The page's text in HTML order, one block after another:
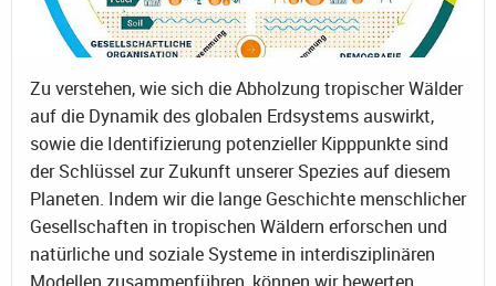
Zu verstehen, wie sich die Abholzung tropischer Wälder
auf die Dynamik des globalen Erdsystems auswirkt,
sowie die Identifizierung potenzieller Kipppunkte sind
der Schlüssel zur Zukunft unserer Spezies auf diesem
Planeten. Indem wir die lange Geschichte menschlicher
Gesellschaften in tropischen Wäldern erforschen und
natürliche und soziale Systeme in interdisziplinären